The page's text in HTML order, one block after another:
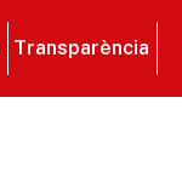
Transparència